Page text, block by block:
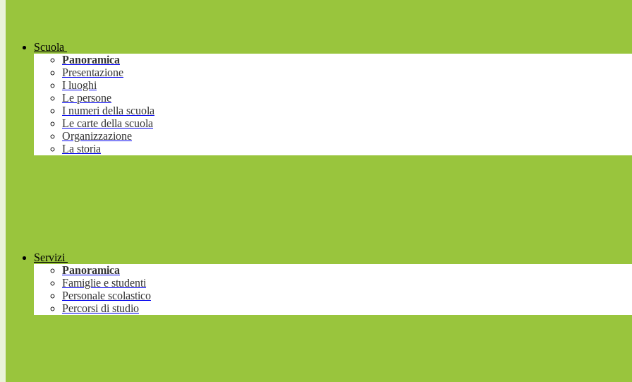
Scuola
Panoramica
Presentazione
I luoghi
Le persone
I numeri della scuola
Le carte della scuola
Organizzazione
La storia
Servizi
Panoramica
Famiglie e studenti
Personale scolastico
Percorsi di studio